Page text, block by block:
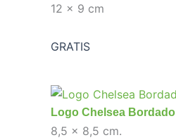
12 x 9 cm
GRATIS
Logo Chelsea Bordado
8,5 x 8,5 cm.